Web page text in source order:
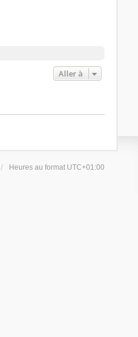
Aller à
Heures au format UTC+01:00